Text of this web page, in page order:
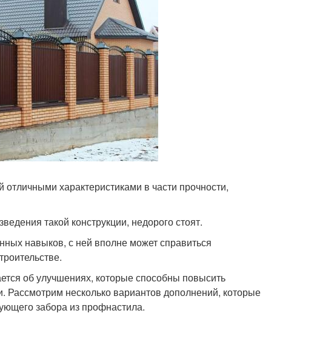
характеристиками в части прочности,
такой конструкции, недорого стоят.
навыков, с ней вполне может справиться
об улучшениях, которые способны повысить
Рассмотрим несколько вариантов дополнений, которые
забора из профнастила.